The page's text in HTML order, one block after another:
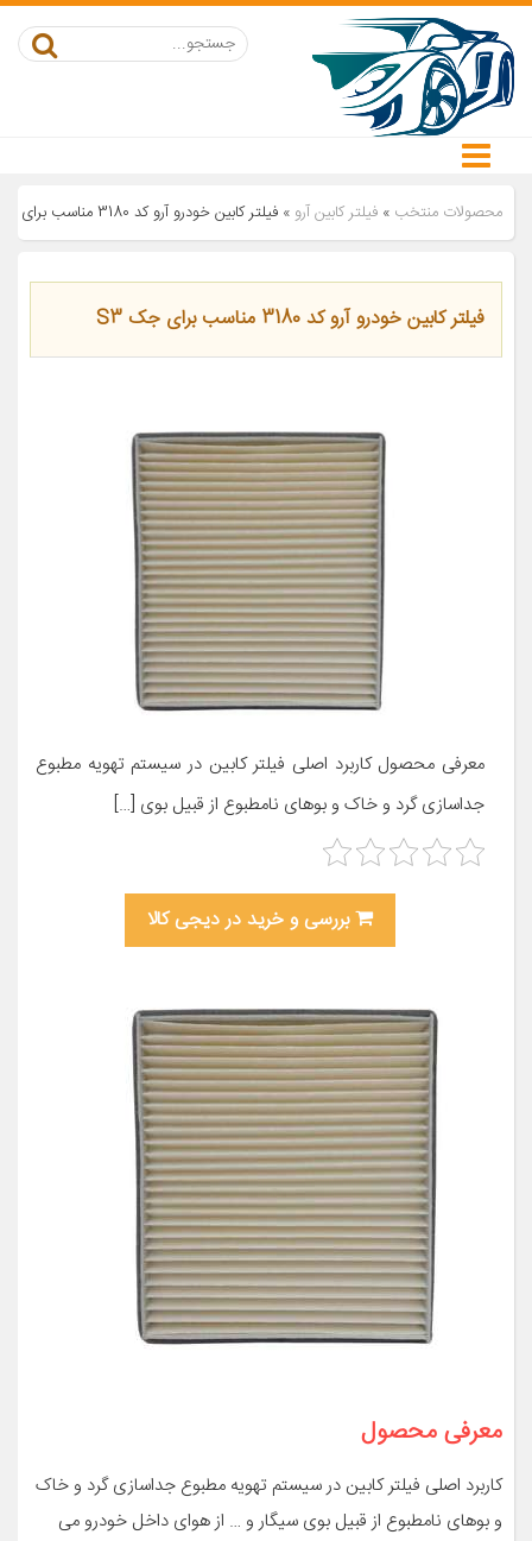
محصولات منتخب » فیلتر کابین آرو » فیلتر کابین خودرو آرو کد 3180 مناسب برای جک S3
فیلتر کابین خودرو آرو کد 3180 مناسب برای جک S3
معرفی محصول کاربرد اصلی فیلتر کابین در سیستم تهویه مطبوع
جداسازی گرد و خاک و بوهای نامطبوع از قبیل بوی […]
بررسی و خرید در دیجی کالا
معرفی محصول
کاربرد اصلی فیلتر کابین در سیستم تهویه مطبوع جداسازی گرد و خاک
و بوهای نامطبوع از قبیل بوی سیگار و … از هوای داخل خودرو می